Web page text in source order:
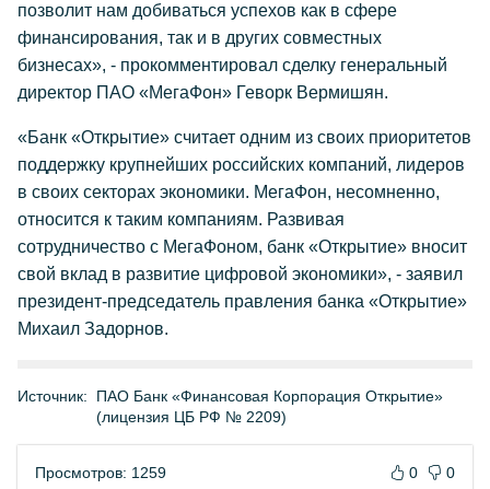
позволит нам добиваться успехов как в сфере
финансирования, так и в других совместных
бизнесах», - прокомментировал сделку генеральный
директор ПАО «МегаФон» Геворк Вермишян.
«Банк «Открытие» считает одним из своих приоритетов
поддержку крупнейших российских компаний, лидеров
в своих секторах экономики. МегаФон, несомненно,
относится к таким компаниям. Развивая
сотрудничество с МегаФоном, банк «Открытие» вносит
свой вклад в развитие цифровой экономики», - заявил
президент-председатель правления банка «Открытие»
Михаил Задорнов.
Источник:
ПАО Банк «Финансовая Корпорация Открытие»
(лицензия ЦБ РФ № 2209)
Просмотров: 1259 0 0